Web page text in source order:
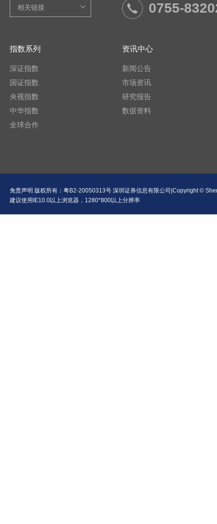
0755-
指数系列
深证指数
国证指数
央视指数
中华指数
全球合作
资讯中心
新闻公告
市场资讯
研究报告
数据资料
免责声明 版权所有： 粤B2-20050313号 深圳证券信息有限公司|Copyright ©
建议使用IE10.0以上浏览器，1280*800以上分辨率